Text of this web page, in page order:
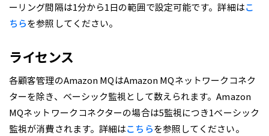
ーリング間隔は1分から1日の範囲で設定可能です。詳細はこ
ちらを参照してください。
ライセンス
各顧客管理のAmazon MQはAmazon MQネットワークコネク
ターを除き、ベーシック監視として数えられます。Amazon
MQネットワークコネクターの場合は5監視につき1ベーシック
監視が消費されます。詳細はこちらを参照してください。